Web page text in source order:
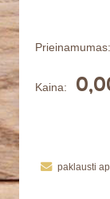
Prieinamumas:
Kaina:
paklausti